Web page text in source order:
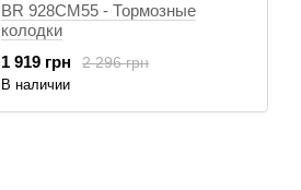
BR 928CM55 - Тормозные
колодки
2 296 грн
1 919 грн
В наличии